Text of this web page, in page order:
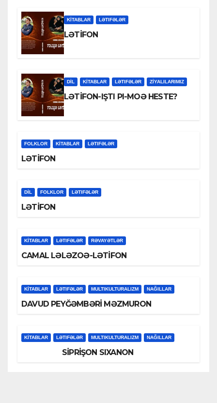
KİTABLAR LƏTIFƏLƏR
LƏTİFON
DİL KİTABLAR LƏTIFƏLƏR ZİYALILARIMIZ
LƏTİFON-IŞTI PI-MOƏ HESTE?
FOLKLOR KİTABLAR LƏTIFƏLƏR
LƏTİFON
DİL FOLKLOR LƏTIFƏLƏR
LƏTİFON
KİTABLAR LƏTIFƏLƏR RƏVAYƏTLƏR
CAMAL LƏLƏZOƏ-LƏTİFON
KİTABLAR LƏTIFƏLƏR MULTIKULTURALIZM NAĞILLAR
DAVUD PEYĞƏMBƏRİ MƏZMURON
KİTABLAR LƏTIFƏLƏR MULTIKULTURALIZM NAĞILLAR
SİPRİŞON SIXANON